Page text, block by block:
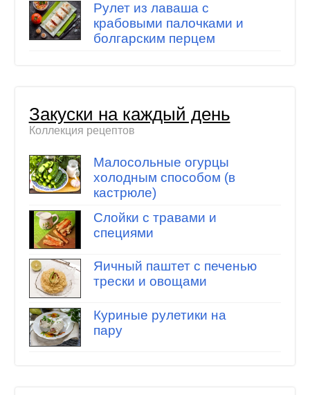
Рулет из лаваша с
крабовыми палочками и
болгарским перцем
Закуски на каждый день
Коллекция рецептов
Малосольные огурцы
холодным способом (в
кастрюле)
Слойки с травами и
специями
Яичный паштет с печенью
трески и овощами
Куриные рулетики на
пару